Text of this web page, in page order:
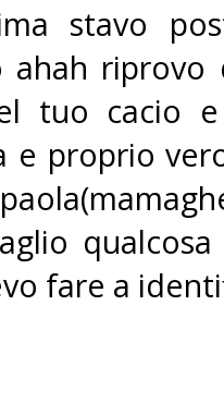
stavo
ahah
tuo cacio
e proprio
fare a